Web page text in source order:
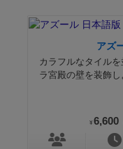
アズ
カラフルなタイル
ラ宮殿の壁を装飾し
¥ 6,600